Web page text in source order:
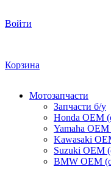
Войти
Корзина
Мотозапчасти
Запчасти б/у
Honda OEM
Yamaha
Kawasaki
Suzuki OEM
BMW OEM